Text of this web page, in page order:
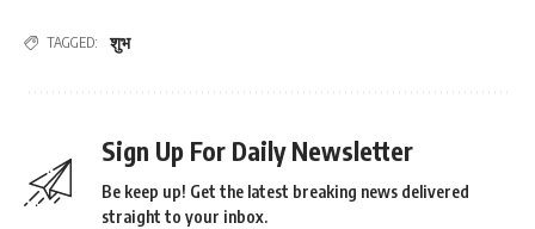
TAGGED: शुभ
Sign Up For Daily Newsletter
Be keep up! Get the latest breaking news delivered
straight to your inbox.